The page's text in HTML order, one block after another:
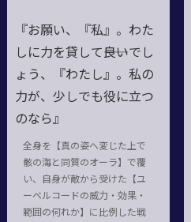
『お願い、『私』。わた
しに力を貸して――良いでし
ょう、『わたし』。私の
力が、少しでも役に立つ
のなら』
全身を【真の姿へ変じた上で
骸の海と同質のオーラ】で覆
い、自身が敵から受けた【ユ
ーベルコードの威力・効果・
範囲の何れか】に比例した戦